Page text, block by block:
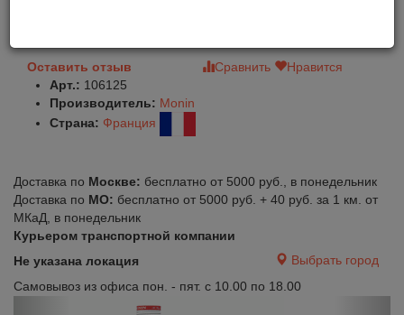
Оставить отзыв Сравнить
Нравится
Арт.: 106125
Производитель: Monin
Страна: Франция
Доставка по Москве: бесплатно от 5000 руб., в понедельник
Доставка по МО: бесплатно от 5000 руб. + 40 руб. за 1 км. от
МКаД, в понедельник
Курьером транспортной компании
Не указана локация
Выбрать город
Самовывоз из офиса пон. - пят. с 10.00 по 18.00